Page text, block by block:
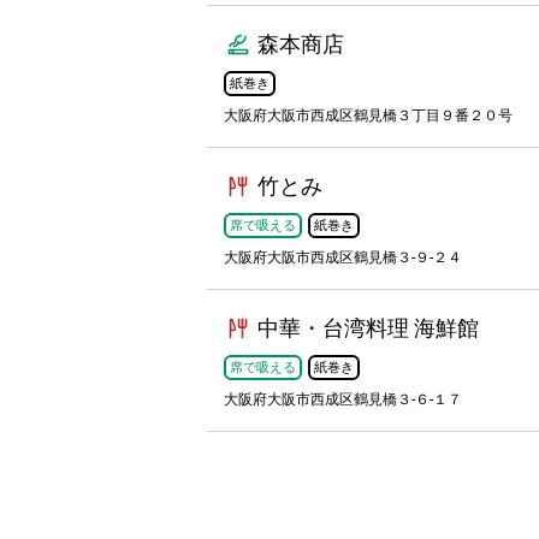
森本商店
紙巻き
大阪府大阪市西成区鶴見橋３丁目９番２０号
竹とみ
席で吸える 紙巻き
大阪府大阪市西成区鶴見橋３-９-２４
中華・台湾料理 海鮮館
席で吸える 紙巻き
大阪府大阪市西成区鶴見橋３-６-１７